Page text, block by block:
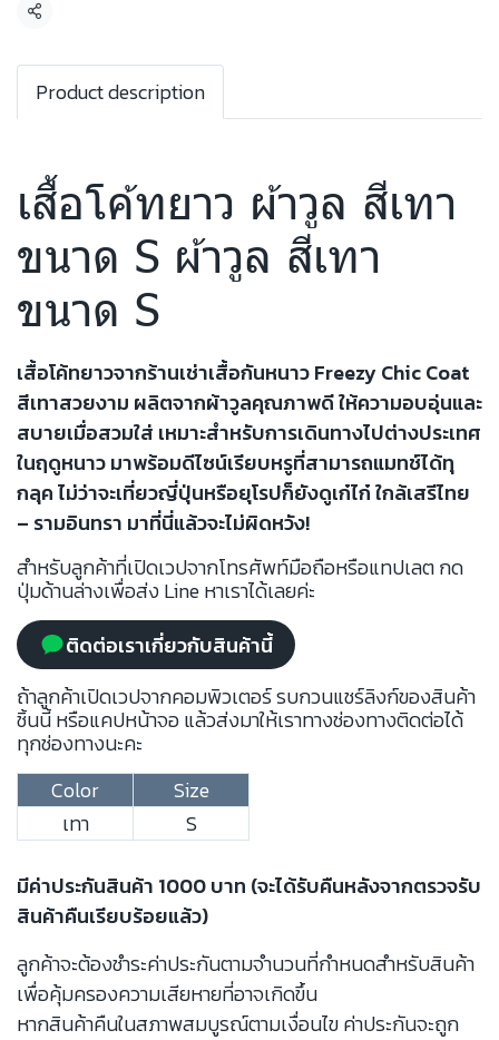
แชร์
Product description
เสื้อโค้ทยาว ผ้าวูล สีเทา
ขนาด S ผ้าวูล สีเทา
ขนาด S
เสื้อโค้ทยาวจากร้านเช่าเสื้อกันหนาว Freezy Chic Coat
สีเทาสวยงาม ผลิตจากผ้าวูลคุณภาพดี ให้ความอบอุ่นและ
สบายเมื่อสวมใส่ เหมาะสำหรับการเดินทางไปต่างประเทศ
ในฤดูหนาว มาพร้อมดีไซน์เรียบหรูที่สามารถแมทช์ได้ทุ
กลุค ไม่ว่าจะเที่ยวญี่ปุ่นหรือยุโรปก็ยังดูเก๋ไก๋ ใกล้เสรีไทย
– รามอินทรา มาที่นี่แล้วจะไม่ผิดหวัง!
สำหรับลูกค้าที่เปิดเวปจากโทรศัพท์มือถือหรือแทปเลต กด
ปุ่มด้านล่างเพื่อส่ง Line หาเราได้เลยค่ะ
ติดต่อเราเกี่ยวกับสินค้านี้
ถ้าลูกค้าเปิดเวปจากคอมพิวเตอร์ รบกวนแชร์ลิงก์ของสินค้า
ชิ้นนี้ หรือแคปหน้าจอ แล้วส่งมาให้เราทางช่องทางติดต่อได้
ทุกช่องทางนะคะ
Color
Size
เทา
S
มีค่าประกันสินค้า 1000 บาท (จะได้รับคืนหลังจากตรวจรับ
สินค้าคืนเรียบร้อยแล้ว)
ลูกค้าจะต้องชำระค่าประกันตามจำนวนที่กำหนดสำหรับสินค้า
เพื่อคุ้มครองความเสียหายที่อาจเกิดขึ้น
หากสินค้าคืนในสภาพสมบูรณ์ตามเงื่อนไข ค่าประกันจะถูก